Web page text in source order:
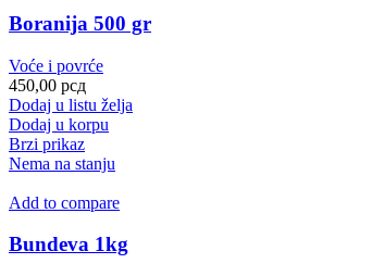
Boranija 500 gr
Voće i povrće
450,00 рсд
Dodaj u listu želja
Dodaj u korpu
Brzi prikaz
Nema na stanju
Add to compare
Bundeva 1kg